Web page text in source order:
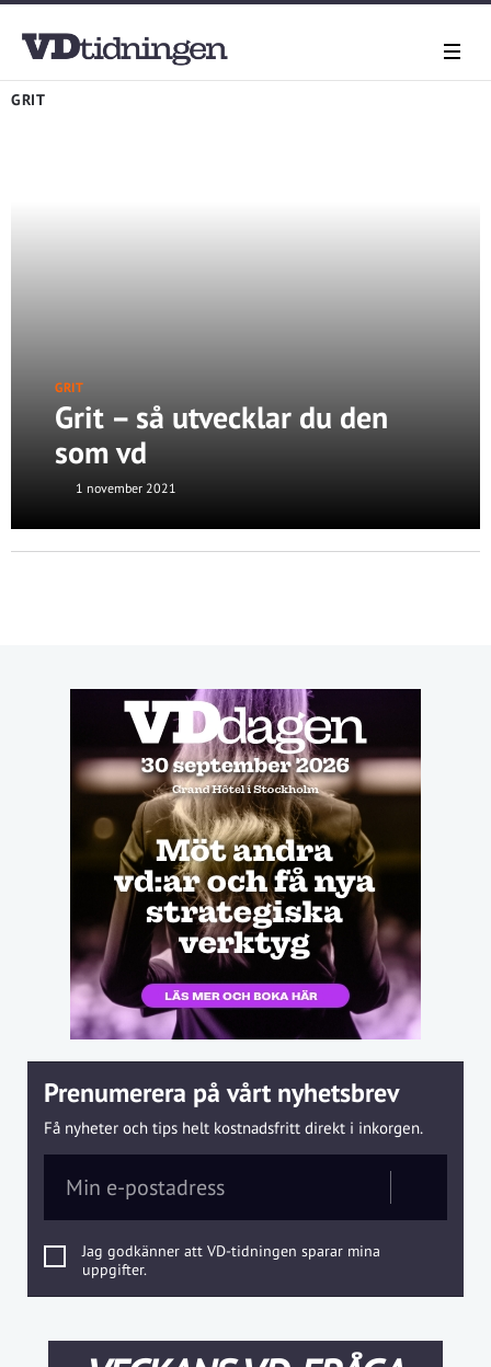
GRIT
GRIT
Grit – så utvecklar du den
som vd
1 november 2021
Prenumerera på vårt nyhetsbrev
Få nyheter och tips helt kostnadsfritt direkt i inkorgen.
Jag godkänner att VD-tidningen sparar mina
uppgifter.